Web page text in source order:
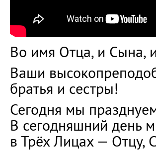
Во имя Отца, и Сына,
Ваши
братья и сестры!
Сегодня мы
В сегодняшний день
в Трёх Лицах — Отцу,